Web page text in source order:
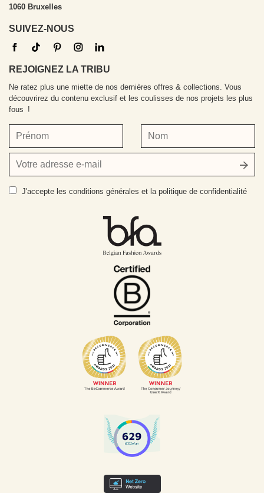
1060 Bruxelles
SUIVEZ-NOUS
REJOIGNEZ LA TRIBU
Ne ratez plus une miette de nos dernières offres & collections. Vous
découvrirez du contenu exclusif et les coulisses de nos projets les plus
fous !
Prénom Nom
Votre
adresse
e- J'accepte les conditions générales et la politique de confidentialité